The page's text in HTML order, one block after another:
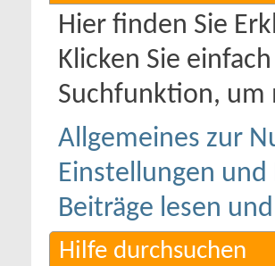
Hier finden Sie
Klicken Sie
Suchfunktion, um
Allgemeines zur
Einstellungen
Beiträge lesen
Hilfe durchsuchen